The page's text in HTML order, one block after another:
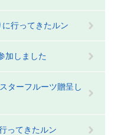
行ってきたルン
加しました
ターフルーツ贈呈し
ってきたルン